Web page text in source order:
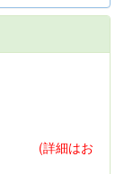
(詳細はお